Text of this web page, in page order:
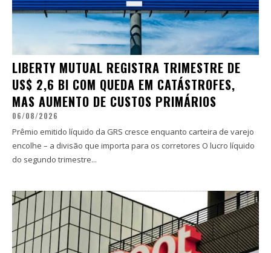
LIBERTY MUTUAL REGISTRA TRIMESTRE DE
US$ 2,6 BI COM QUEDA EM CATÁSTROFES,
MAS AUMENTO DE CUSTOS PRIMÁRIOS
06/08/2026
Prêmio emitido líquido da GRS cresce enquanto carteira de varejo
encolhe – a divisão que importa para os corretores O lucro líquido
do segundo trimestre...